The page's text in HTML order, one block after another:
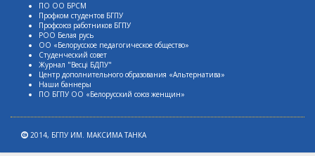
ПО ОО БРСМ
Профком студентов БГПУ
Профсоюз работников БГПУ
РОО Белая русь
ОО «Белорусское педагогическое общество»
Студенческий совет
Журнал "Весцi БДПУ"
Центр дополнительного образования «Альтернатива»
Наши баннеры
ПО БГПУ ОО «Белорусский союз женщин»
2014, БГПУ ИМ. МАКСИМА ТАНКА